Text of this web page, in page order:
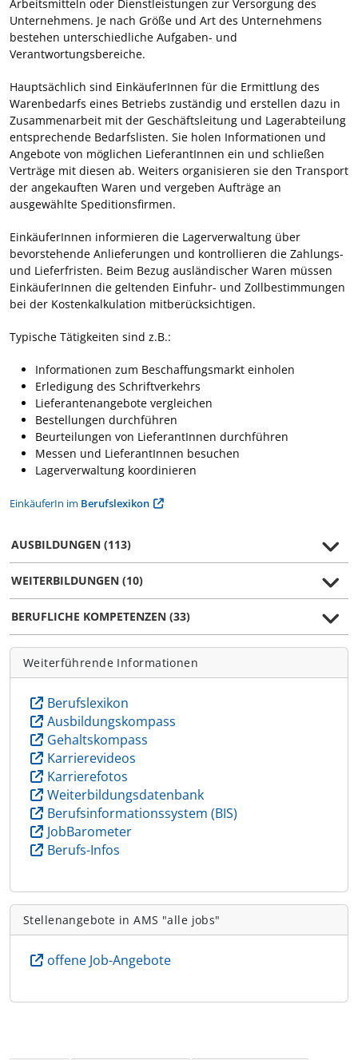
Arbeitsmitteln oder Dienstleistungen zur Versorgung des
Unternehmens. Je nach Größe und Art des Unternehmens
bestehen unterschiedliche Aufgaben- und
Verantwortungsbereiche.
Hauptsächlich sind EinkäuferInnen für die Ermittlung des
Warenbedarfs eines Betriebs zuständig und erstellen dazu in
Zusammenarbeit mit der Geschäftsleitung und Lagerabteilung
entsprechende Bedarfslisten. Sie holen Informationen und
Angebote von möglichen LieferantInnen ein und schließen
Verträge mit diesen ab. Weiters organisieren sie den Transport
der angekauften Waren und vergeben Aufträge an
ausgewählte Speditionsfirmen.
EinkäuferInnen informieren die Lagerverwaltung über
bevorstehende Anlieferungen und kontrollieren die Zahlungs-
und Lieferfristen. Beim Bezug ausländischer Waren müssen
EinkäuferInnen die geltenden Einfuhr- und Zollbestimmungen
bei der Kostenkalkulation mitberücksichtigen.
Typische Tätigkeiten sind z.B.:
Informationen zum Beschaffungsmarkt einholen
Erledigung des Schriftverkehrs
Lieferantenangebote vergleichen
Bestellungen durchführen
Beurteilungen von LieferantInnen durchführen
Messen und LieferantInnen besuchen
Lagerverwaltung koordinieren
EinkäuferIn im Berufslexikon
AUSBILDUNGEN (113)
WEITERBILDUNGEN (10)
BERUFLICHE KOMPETENZEN (33)
Weiterführende Informationen
Berufslexikon
Ausbildungskompass
Gehaltskompass
Karrierevideos
Karrierefotos
Weiterbildungsdatenbank
Berufsinformationssystem (BIS)
JobBarometer
Berufs-Infos
Stellenangebote in AMS "alle jobs"
offene Job-Angebote